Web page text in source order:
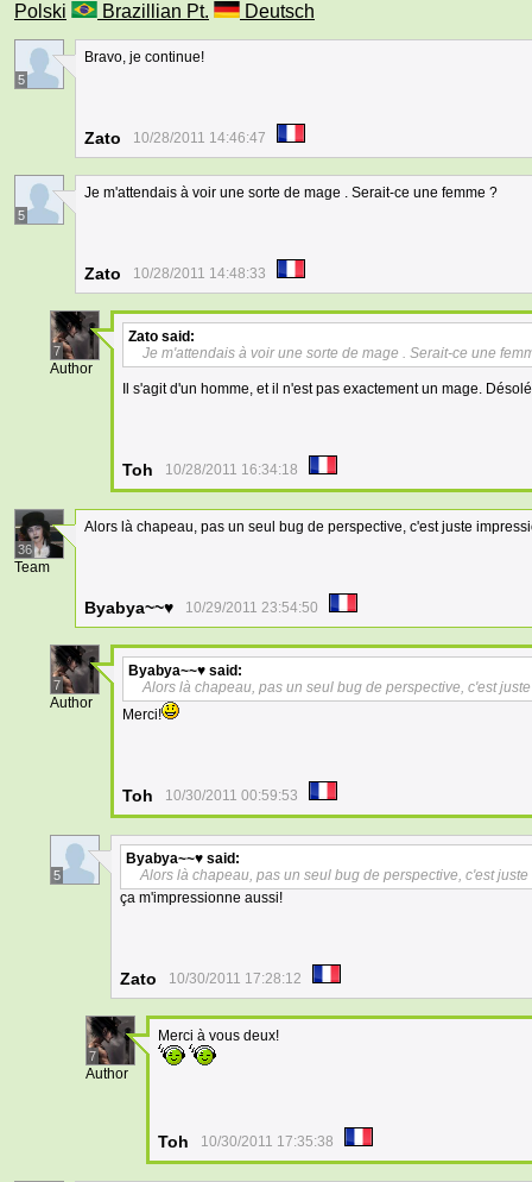
Polski
Brazillian Pt. Deutsch
5
Bravo, je continue!
Zato 10/28/2011 14:46:47
5
Je m'attendais à voir une sorte de mage . Serait-ce une femme ?
Zato 10/28/2011 14:48:33
7
Author
Zato said:
Je m'attendais à voir une sorte de mage . Serait-ce une
Il s'agit d'un homme, et il n'est pas exactement un mage.
Toh 10/28/2011 16:34:18
36
Team
Alors là chapeau, pas un seul bug de perspective, c'est juste
Byabya~~♥ 10/29/2011 23:54:50
7
Author
Byabya~~♥ said:
Alors là chapeau, pas un seul bug de perspective, c'est
Merci!
Toh 10/30/2011 00:59:53
5
Byabya~~♥ said:
Alors là chapeau, pas un seul bug de perspective, c'est
ça m'impressionne aussi!
Zato 10/30/2011 17:28:12
7
Author
Merci à vous deux!
Toh 10/30/2011 17:35:38